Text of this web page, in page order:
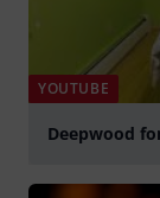
YOUTUBE
Deepwood